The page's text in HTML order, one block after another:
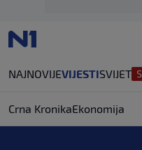
NAJNOVIJEVIJESTISVIJET
Crna KronikaEkonomija